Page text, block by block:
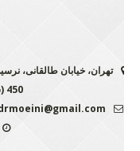
تهران، خیابان طالقانی،
450 (ساختمان35)، طبقه 4، واحد 7
drmoeini@gmail.com